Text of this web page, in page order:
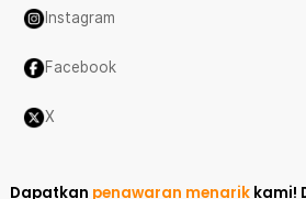
Instagram
Facebook
X
Dapatkan penawaran menarik kami!